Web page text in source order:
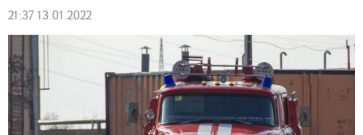
21:37 13.01.2022